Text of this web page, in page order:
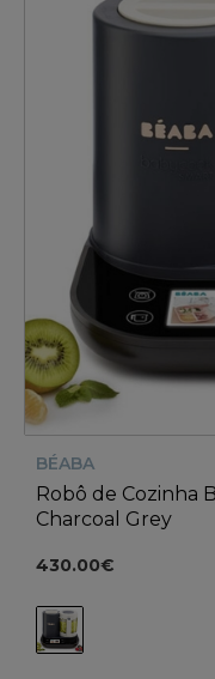
BÉABA
Robô de Cozinha
Charcoal Grey
430.00€